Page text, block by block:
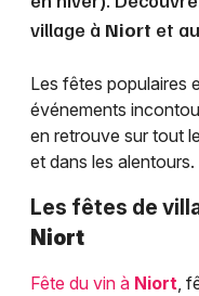
village à Niort et
Les fêtes populaires
événements
en retrouve sur tout
et dans les alentours.
Les fêtes de
Niort
Fête du vin à Niort,